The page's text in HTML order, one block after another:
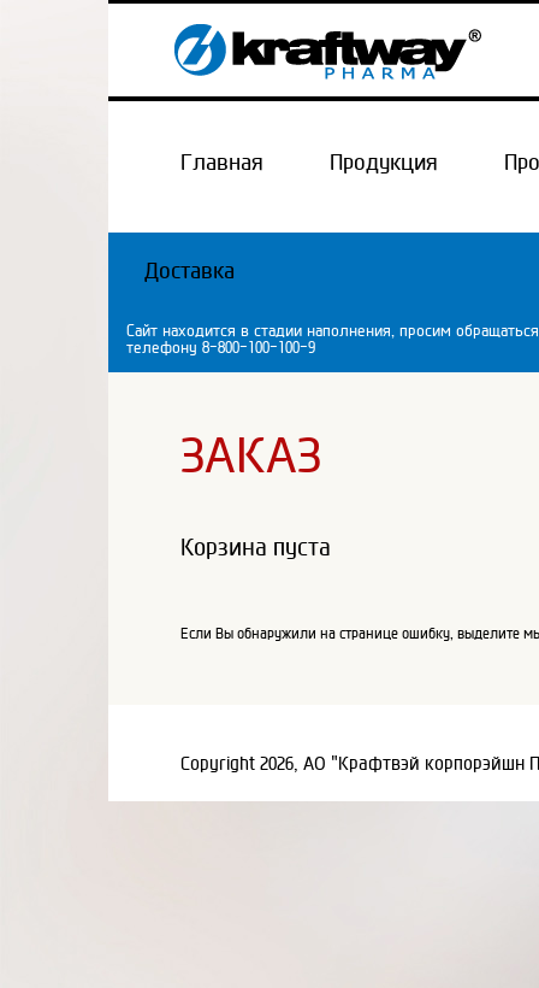
Главная Продукция
Доставка
Сайт находится в стадии наполнения, просим
телефону 8-800-100-100-9
ЗАКАЗ
Корзина пуста
Если Вы обнаружили на странице ошибку, выделите
Copyright 2026, АО "Крафтвэй корпорэйшн